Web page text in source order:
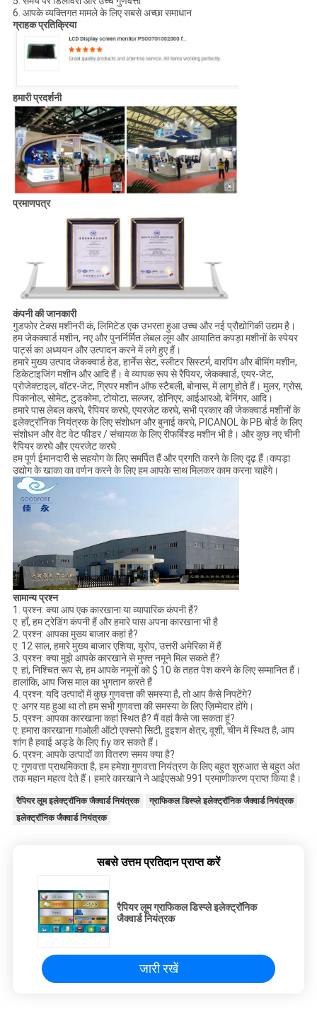
6. आपके व्यक्तिगत मामले के लिए सबसे अच्छा समाधान
ग्राहक प्रतिक्रिया
हमारी प्रदर्शनी
प्रमाणपत्र
कंपनी की जानकारी
गुडफोर टेक्स मशीनरी कं, लिमिटेड एक उभरता हुआ उच्च और नई प्रौद्योगिकी उद्यम है।
हम जेकक्वार्ड मशीन, नए और पुनर्निर्मित लेबल लूम और आयातित कपड़ा मशीनों के स्पेयर
पार्ट्स का अध्ययन और उत्पादन करने में लगे हुए हैं।
हमारे मुख्य उत्पाद जेकक्वार्ड हेड, हार्नेस सेट, स्लीटर सिस्टर्म, वारपिंग और बीमिंग मशीन,
डिकेटाइजिंग मशीन और आदि हैं। वे व्यापक रूप से रैपियर, जेकक्वार्ड, एयर-जेट,
प्रोजेक्टाइल, वॉटर-जेट, ग्रिपर मशीन ऑफ स्टैबली, बोनास, में लागू होते हैं। मुलर, ग्रोस,
पिकानोल, सोमेट, टुडकोमा, टोयोटा, सल्जर, डोनिएर, आईआरओ, बेनिंगर, आदि।
हमारे पास लेबल करघे, रैपियर करघे, एयरजेट करघे, सभी प्रकार की जेकक्वार्ड मशीनों के
इलेक्ट्रॉनिक नियंत्रक के लिए संशोधन और बुनाई करघे, PICANOL के PB बोर्ड के लिए
संशोधन और वेट वेट फीडर / संचायक के लिए रीफर्बिश्ड मशीन भी है। और कुछ नए चीनी
रैपियर करघे और एयरजेट करघे .
हम पूर्ण ईमानदारी से सहयोग के लिए समर्पित हैं और प्रगति करने के लिए दृढ़ हैं।कपड़ा
उद्योग के खाका का वर्णन करने के लिए हम आपके साथ मिलकर काम करना चाहेंगे।
सामान्य प्रश्न
1. प्रश्न: क्या आप एक कारखाना या व्यापारिक कंपनी हैं?
ए: हाँ, हम ट्रेडिंग कंपनी हैं और हमारे पास अपना कारखाना भी है
2. प्रश्न: आपका मुख्य बाजार कहां है?
ए: 12 साल, हमारे मुख्य बाजार एशिया, यूरोप, उत्तरी अमेरिका में हैं
3. प्रश्न: क्या मुझे आपके कारखाने से मुफ्त नमूने मिल सकते हैं?
ए: हां, निश्चित रूप से, हम आपके नमूनों को $ 10 के तहत पेश करने के लिए सम्मानित हैं।
हालांकि, आप जिस माल का भुगतान करते हैं
4. प्रश्न: यदि उत्पादों में कुछ गुणवत्ता की समस्या है, तो आप कैसे निपटेंगे?
ए: अगर यह हुआ था तो हम सभी गुणवत्ता की समस्या के लिए ज़िम्मेदार होंगे।
5. प्रश्न: आपका कारखाना कहां स्थित है? मैं वहां कैसे जा सकता हूं?
ए: हमारा कारखाना गाओली ऑटो एक्सपो सिटी, हुइशन क्षेत्र, वूशी, चीन में स्थित है, आप
शांग है हवाई अड्डे के लिए fiy कर सकते हैं।
6. प्रश्न: आपके उत्पादों का वितरण समय क्या है?
ए: गुणवत्ता प्राथमिकता है, हम हमेशा गुणवत्ता नियंत्रण के लिए बहुत शुरुआत से बहुत अंत
तक महान महत्व देते हैं। हमारे कारखाने ने आईएसओ 991 प्रमाणीकरण प्राप्त किया है।
रैपियर लूम इलेक्ट्रॉनिक जैक्वार्ड नियंत्रक
ग्राफिकल डिस्प्ले इलेक्ट्रॉनिक जैक्वार्ड नियंत्रक
इलेक्ट्रॉनिक जैक्वार्ड नियंत्रक
सबसे उत्तम प्रतिदान प्राप्त करें
रैपियर लूम ग्राफिकल डिस्प्ले इलेक्ट्रॉनिक
जैक्वार्ड नियंत्रक
जारी रखें